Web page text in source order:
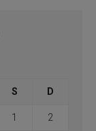
S D
1 2